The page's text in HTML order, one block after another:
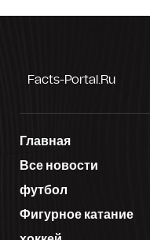
Facts-Portal.ru
Главная
Все новости
футбол
Фигурное катание